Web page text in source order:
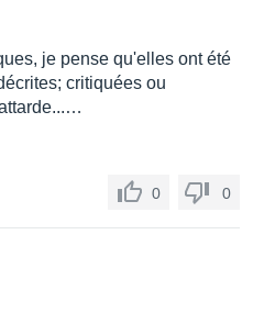
je pense qu'elles ont été
critiquées ou
0 0